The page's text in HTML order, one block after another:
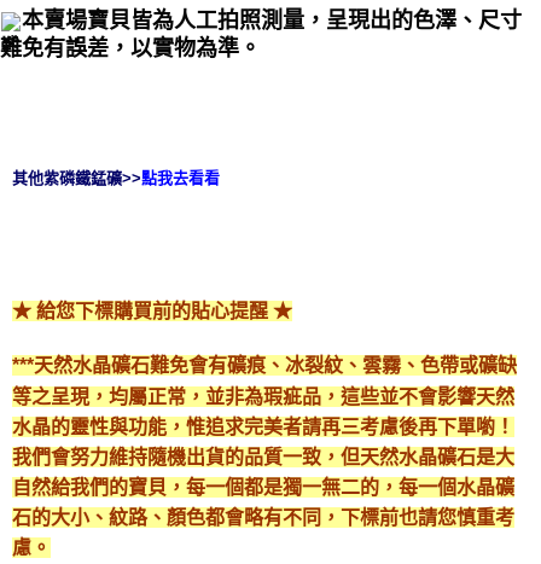
本賣場寶貝皆為人工拍照測量，呈現出的色澤、尺寸
難免有誤差，以實物為準。
其他紫磷鐵錳礦>>點我去看看
★ 給您下標購買前的貼心提醒 ★
***天然水晶礦石難免會有礦痕、冰裂紋、雲霧、色帶或礦缺
等之呈現，均屬正常，並非為瑕疵品，這些並不會影響天然
水晶的靈性與功能，惟追求完美者請再三考慮後再下單喲！
我們會努力維持隨機出貨的品質一致，但天然水晶礦石是大
自然給我們的寶貝，每一個都是獨一無二的，每一個水晶礦
石的大小、紋路、顏色都會略有不同，下標前也請您慎重考
慮。